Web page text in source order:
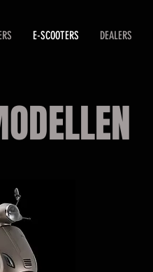
E-SCOOTERS DEALERS